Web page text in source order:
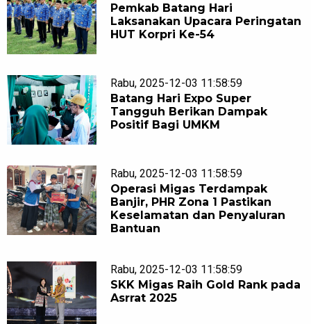
Pemkab Batang Hari
Laksanakan Upacara Peringatan
HUT Korpri Ke-54
Rabu, 2025-12-03 11:58:59
Batang Hari Expo Super
Tangguh Berikan Dampak
Positif Bagi UMKM
Rabu, 2025-12-03 11:58:59
Operasi Migas Terdampak
Banjir, PHR Zona 1 Pastikan
Keselamatan dan Penyaluran
Bantuan
Rabu, 2025-12-03 11:58:59
SKK Migas Raih Gold Rank pada
Asrrat 2025